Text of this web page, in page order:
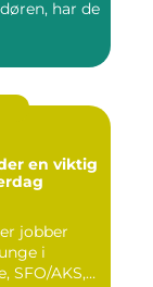
har de
jobber
i
SFO/AKS,